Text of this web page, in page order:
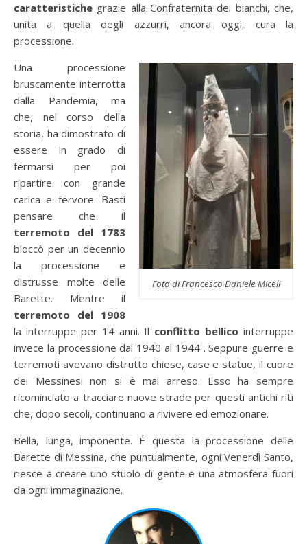
caratteristiche grazie alla Confraternita dei bianchi, che,
unita a quella degli azzurri, ancora oggi, cura la
processione.
Foto di Francesco Daniele Miceli
Una processione
bruscamente interrotta
dalla Pandemia, ma
che, nel corso della
storia, ha dimostrato di
essere in grado di
fermarsi per poi
ripartire con grande
carica e fervore. Basti
pensare che il
terremoto del 1783
bloccò per un decennio
la processione e
distrusse molte delle
Barette. Mentre il
terremoto del 1908
la interruppe per 14 anni. Il conflitto bellico interruppe
invece la processione dal 1940 al 1944 . Seppure guerre e
terremoti avevano distrutto chiese, case e statue, il cuore
dei Messinesi non si è mai arreso. Esso ha sempre
ricominciato a tracciare nuove strade per questi antichi riti
che, dopo secoli, continuano a rivivere ed emozionare.
Bella, lunga, imponente. É questa la processione delle
Barette di Messina, che puntualmente, ogni Venerdì Santo,
riesce a creare uno stuolo di gente e una atmosfera fuori
da ogni immaginazione.